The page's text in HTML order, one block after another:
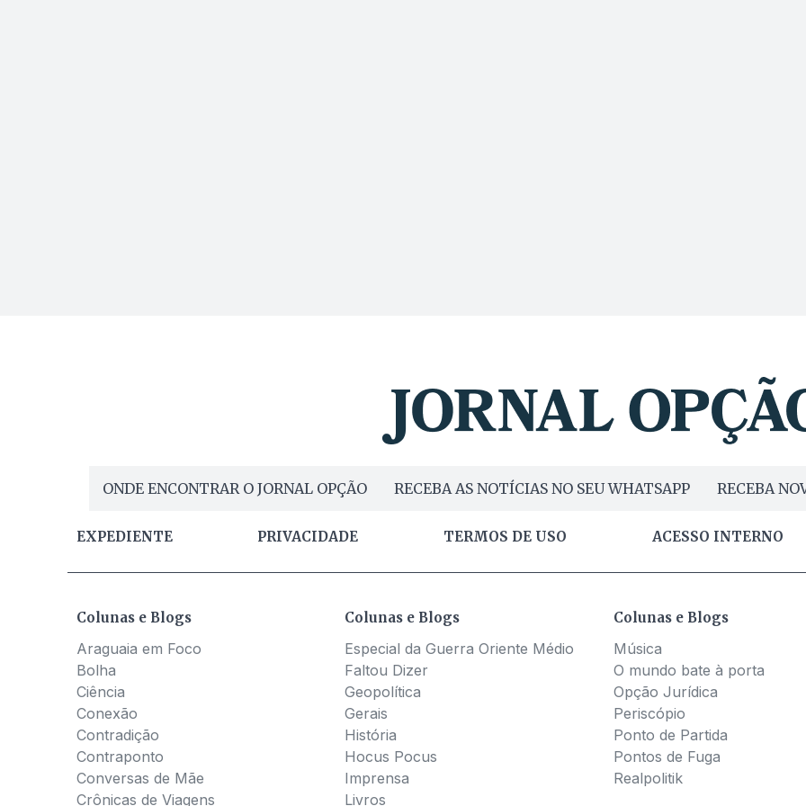
ONDE ENCONTRAR O JORNAL OPÇÃO RECEBA AS NOTÍCIAS NO SEU WHATSAPP RECEBA
EXPEDIENTE PRIVACIDADE TERMOS DE USO ACESSO INTERNO
Colunas e Blogs
Araguaia em Foco
Bolha
Ciência
Conexão
Contradição
Contraponto
Conversas de Mãe
Crônicas de Viagens
Colunas e Blogs
Especial da Guerra Oriente Médio
Faltou Dizer
Geopolítica
Gerais
História
Hocus Pocus
Imprensa
Livros
Colunas e Blogs
Música
O mundo bate à porta
Opção Jurídica
Periscópio
Ponto de Partida
Pontos de Fuga
Realpolitik